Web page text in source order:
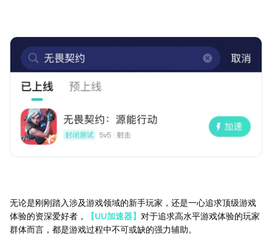
无论是刚刚踏入涉及游戏领域的新手玩家，还是一心追求顶级游戏
体验的资深爱好者，
【UU加速器】 对于追求高水平游戏体验的玩家
群体而言，都是游戏过程中不可或缺的强力辅助。